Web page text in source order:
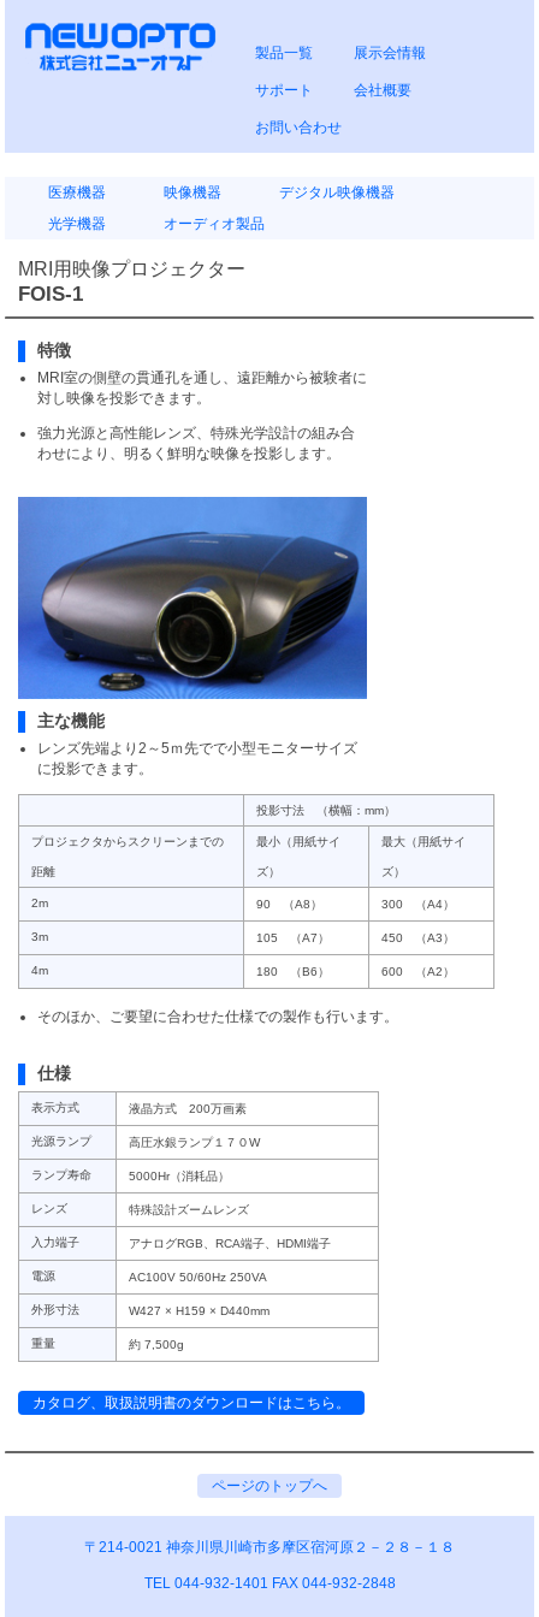
製品一覧 展示会情報
サポート 会社概要
お問い合わせ
医療機器 映像機器
デジタル映像機器
光学機器
オーディオ製品
MRI用映像プロジェクター
FOIS-1
特徴
MRI室の側壁の貫通孔を通し、遠距離から被験者に
対し映像を投影できます。
強力光源と高性能レンズ、特殊光学設計の組み合
わせにより、明るく鮮明な映像を投影します。
主な機能
レンズ先端より2～5ｍ先でで小型モニターサイズ
に投影できます。
投影寸法 （横幅：mm）
プロジェクタからスクリーンまでの
距離
最小（用紙サイ
ズ）
最大（用紙サイ
ズ）
2m 90 （A8） 300 （A4）
3m 105 （A7） 450 （A3）
4m 180 （B6） 600 （A2）
そのほか、ご要望に合わせた仕様での製作も行います。
仕様
表示方式 液晶方式 200万画素
光源ランプ 高圧水銀ランプ１７０W
ランプ寿命 5000Hr（消耗品）
レンズ 特殊設計ズームレンズ
入力端子 アナログRGB、RCA端子、HDMI端子
電源 AC100V 50/60Hz 250VA
外形寸法 W427 × H159 × D440mm
重量 約 7,500g
カタログ、取扱説明書のダウンロードはこちら。
ページのトップへ
〒214-0021 神奈川県川崎市多摩区宿河原２－２８－１８
TEL 044-932-1401 FAX 044-932-2848